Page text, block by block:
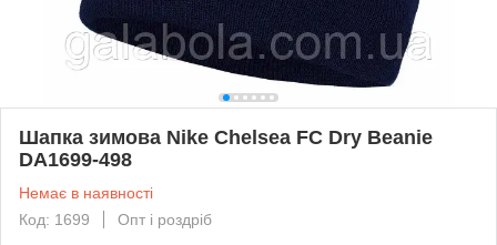
Шапка зимова Nike Chelsea FC Dry Beanie
DA1699-498
Немає в наявності
Код: 1699
Опт і роздріб